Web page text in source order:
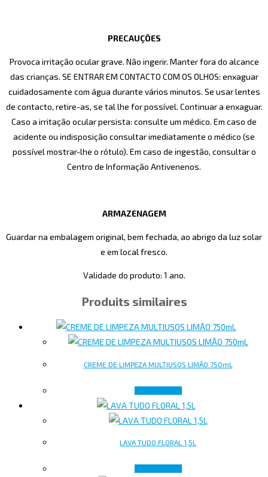
PRECAUÇÕES
Provoca irritação ocular grave. Não ingerir. Manter fora do alcance
das crianças. SE ENTRAR EM CONTACTO COM OS OLHOS: enxaguar
cuidadosamente com água durante vários minutos. Se usar lentes
de contacto, retire-as, se tal lhe for possível. Continuar a enxaguar.
Caso a irritação ocular persista: consulte um médico. Em caso de
acidente ou indisposição consultar imediatamente o médico (se
possível mostrar-lhe o rótulo). Em caso de ingestão, consultar o
Centro de Informação Antivenenos.
ARMAZENAGEM
Guardar na embalagem original, bem fechada, ao abrigo da luz solar
e em local fresco.
Validade do produto: 1 ano.
Produits similaires
CREME DE LIMPEZA MULTIUSOS LIMÃO 750mL
LAVA TUDO FLORAL 1,5L